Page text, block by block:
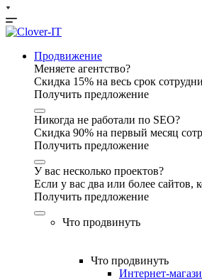
Продвижение
Меняете агентство?
Скидка 15% на весь срок
Получить предложение
Никогда не работали по SEO?
Скидка 90% на первый месяц
Получить предложение
У вас несколько проектов?
Если у вас два или более
Получить предложение
Что продвинуть
Что продвинуть
Интернет-